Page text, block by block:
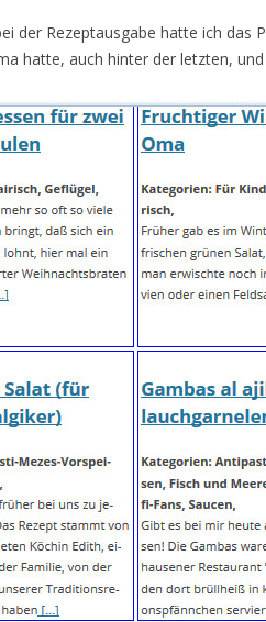
der Rezeptausgabe hatte ich
hatte, auch hinter der letzten,